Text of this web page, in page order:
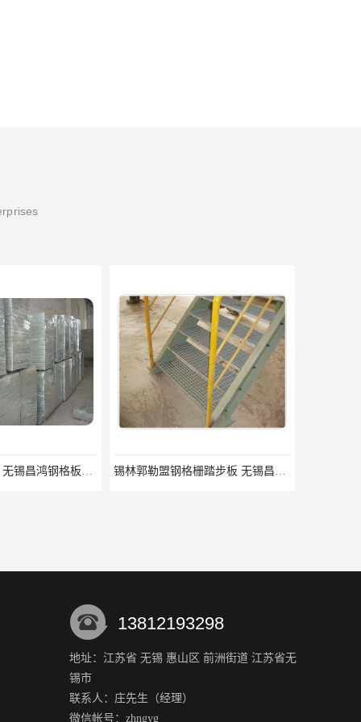
揭阳整流格栅厂 无锡昌鸿钢格板有限公司 锡林郭勒盟钢格栅踏步板 无锡昌鸿钢格板有限公司
阿勒泰钢格栅踏步板价格 防滑安全 防滑性能好
13812193298
地址：江苏省 无锡 惠山区 前洲街道 江苏省无
锡市
联系人：庄先生 （经理）
微信帐号：zhngyg